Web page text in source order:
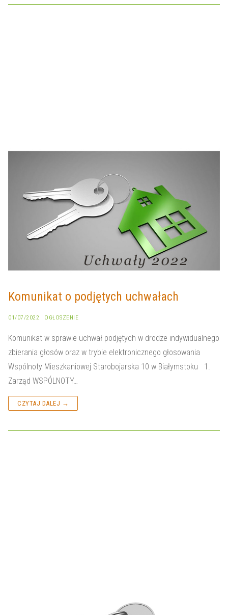
Komunikat o podjętych uchwałach
01/07/2022 OGŁOSZENIE
Komunikat w sprawie uchwał podjętych w drodze indywidualnego
zbierania głosów oraz w trybie elektronicznego głosowania
Wspólnoty Mieszkaniowej Starobojarska 10 w Białymstoku 1.
Zarząd WSPÓLNOTY…
CZYTAJ DALEJ →